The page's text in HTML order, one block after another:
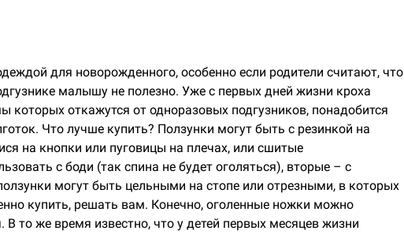
для новорожденного, особенно если родители считают, что
малышу не полезно. Уже с первых дней жизни кроха
откажутся от одноразовых подгузников, понадобится
Что лучше купить? Ползунки могут быть с резинкой на
на кнопки или пуговицы на плечах, или сшитые
с боди (так спина не будет оголяться), вторые – с
могут быть цельными на стопе или отрезными, в которых
купить, решать вам. Конечно, оголенные ножки можно
то же время известно, что у детей первых месяцев жизни